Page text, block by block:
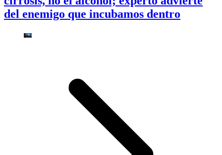
del enemigo que incubamos dentro